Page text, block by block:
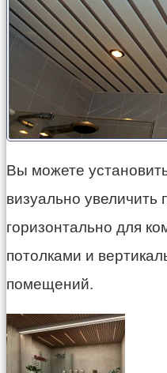
Вы можете
визуально
горизонтально для
потолками и
помещений.